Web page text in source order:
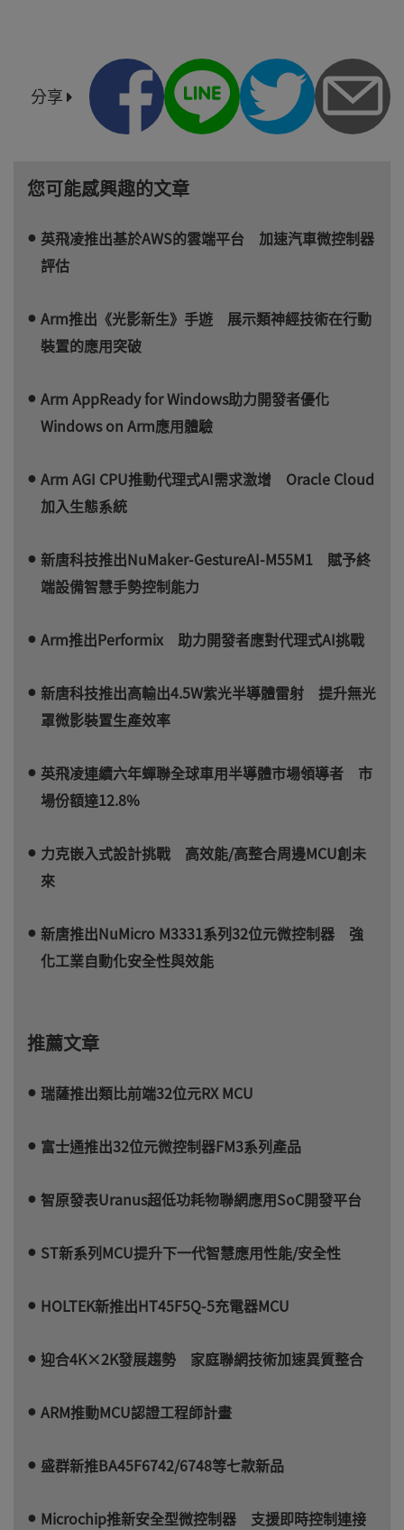
分享
您可能感興趣的文章
英飛凌推出基於AWS的雲端平台 加速汽車微控制器
評估
Arm推出《光影新生》手遊 展示類神經技術在行動
裝置的應用突破
Arm AppReady for Windows助力開發者優化
Windows on Arm應用體驗
Arm AGI CPU推動代理式AI需求激增 Oracle Cloud
加入生態系統
新唐科技推出NuMaker-GestureAI-M55M1 賦予終
端設備智慧手勢控制能力
Arm推出Performix 助力開發者應對代理式AI挑戰
新唐科技推出高輸出4.5W紫光半導體雷射 提升無光
罩微影裝置生產效率
英飛凌連續六年蟬聯全球車用半導體市場領導者 市
場份額達12.8%
力克嵌入式設計挑戰 高效能/高整合周邊MCU創未
來
新唐推出NuMicro M3331系列32位元微控制器 強
化工業自動化安全性與效能
推薦文章
瑞薩推出類比前端32位元RX MCU
富士通推出32位元微控制器FM3系列產品
智原發表Uranus超低功耗物聯網應用SoC開發平台
ST新系列MCU提升下一代智慧應用性能/安全性
HOLTEK新推出HT45F5Q-5充電器MCU
迎合4K×2K發展趨勢 家庭聯網技術加速異質整合
ARM推動MCU認證工程師計畫
盛群新推BA45F6742/6748等七款新品
Microchip推新安全型微控制器 支援即時控制連接